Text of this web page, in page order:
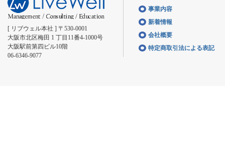
[ リブウェル本社 ] 〒530-0001
大阪市北区梅田 1 丁目11番4-1000号
大阪駅前第四ビル10階
06-6346-9077
事業内容
新着情報
会社概要
特定商取引法による表記